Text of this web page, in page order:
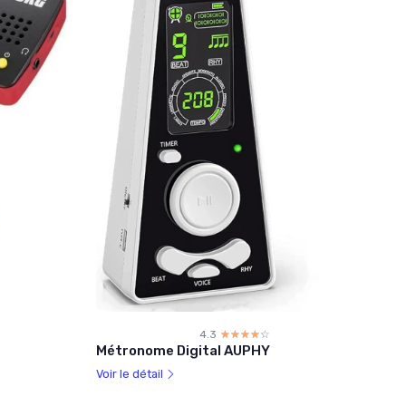
4.3 ☆☆☆☆☆
★★★★★
Métronome Digital AUPHY
Voir le détail